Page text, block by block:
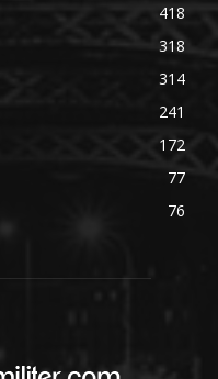
418
318
314
241
172
77
76